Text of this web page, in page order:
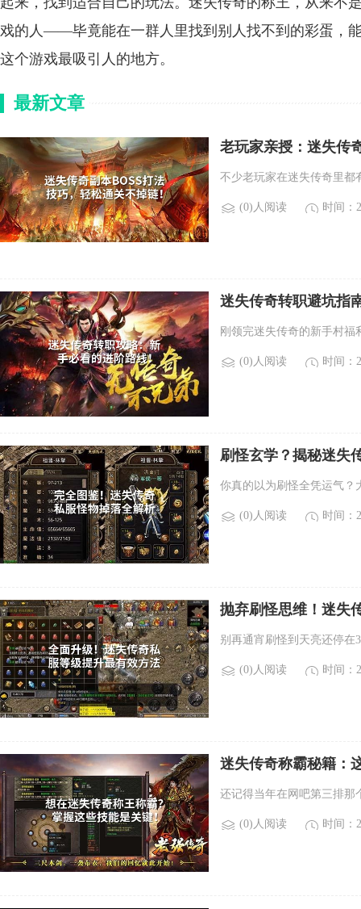
戏的人——毕竟能在一群人里找到别人找不到的彩蛋，
这个游戏最吸引人的地方。
最新文章
老玩家亲授：迷失传
不少老玩家在迷失传奇里都
(0)人阅读 时间：
迷失传奇转职避坑指
刚领完迷失传奇的新手村
(0)人阅读 时间：
刷怪玄学？揭秘迷失
你真的以为刷怪全凭运气？
(0)人阅读 时间：
抛弃刷怪思维！迷失
别再通宵刷怪到天亮还停
(0)人阅读 时间：
迷失传奇称霸秘籍：
还记得当年在网吧第三排那
(0)人阅读 时间：